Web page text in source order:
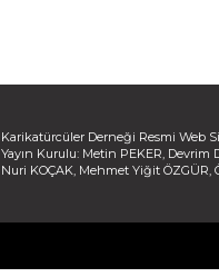
Karikatürcüler Derneği Resmi Web
Yayın Kurulu: Metin PEKER, Devrim
Nuri KOÇAK, Mehmet Yiğit ÖZGÜR,